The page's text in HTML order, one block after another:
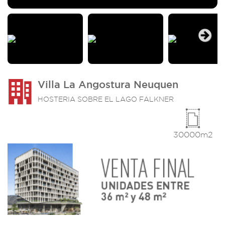
Villa La Angostura Neuquen
HOSTERIA SOBRE EL LAGO FALKNER
30000m2